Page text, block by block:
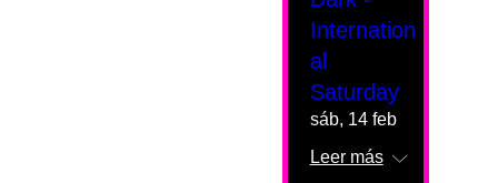
Internation
al
Saturday
sáb, 14 feb
Leer más